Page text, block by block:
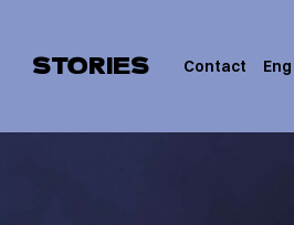
STORIES Contact